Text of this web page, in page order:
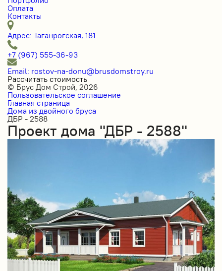
Оплата
Контакты
Адрес: Таганрогская, 181
+7 (967) 555-36-93
Email: rostov-na-donu@brusdomstroy.ru
Рассчитать стоимость
© Брус Дом Строй, 2026
Пользовательское соглашение
Главная страница
Дома из двойного бруса
ДБР - 2588
Проект дома "ДБР - 2588"